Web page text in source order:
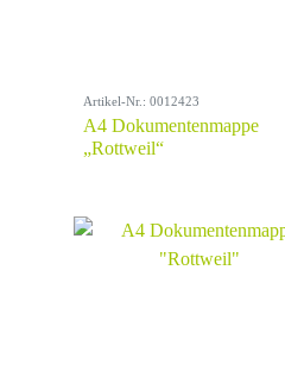
Artikel-Nr.: 0012423
A4 Dokumentenmappe
„Rottweil“